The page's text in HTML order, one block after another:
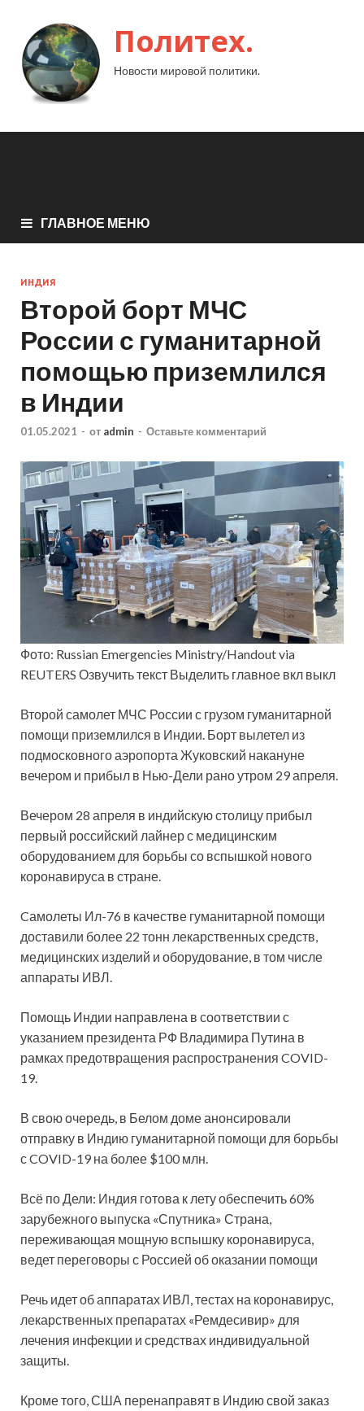
Политех.
Новости мировой политики.
ГЛАВНОЕ МЕНЮ
ИНДИЯ
Второй борт МЧС
России с гуманитарной
помощью приземлился
в Индии
01.05.2021 - от admin - Оставьте комментарий
Фото: Russian Emergencies Ministry/Handout via
REUTERS Озвучить текст Выделить главное вкл выкл
Второй самолет МЧС России с грузом гуманитарной
помощи приземлился в Индии. Борт вылетел из
подмосковного аэропорта Жуковский накануне
вечером и прибыл в Нью-Дели раноутром 29 апреля.
Вечером 28 апреля в индийскую столицу прибыл
первый российский лайнер с медицинским
оборудованием для борьбы со вспышкой нового
коронавируса в стране.
Cамолеты Ил-76 в качестве гуманитарной помощи
доставили более 22 тонн лекарственных средств,
медицинских изделий и оборудование, в том числе
аппараты ИВЛ.
Помощь Индии направлена в соответствии с
указанием президента РФ Владимира Путина в
рамках предотвращения распространения COVID-
19.
В свою очередь, в Белом доме анонсировали
отправку в Индию гуманитарной помощи для борьбы
с COVID-19 на более $100 млн.
Всё по Дели: Индия готова к лету обеспечить 60%
зарубежного выпуска «Спутника» Страна,
переживающая мощную вспышку коронавируса,
ведет переговоры с Россией об оказании помощи
Речь идет об аппаратах ИВЛ, тестах на коронавирус,
лекарственных препаратах «Ремдесивир» для
лечения инфекции и средствах индивидуальной
защиты.
Кроме того, США перенаправят в Индию свой заказ